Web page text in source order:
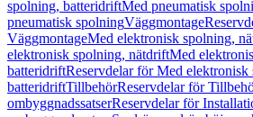
spolning, batteridriftMed pneumatisk
pneumatisk spolningVäggmontage
VäggmontageMed elektronisk spolning,
elektronisk spolning, nätdriftMed
batteridriftReservdelar för Med elektronisk
batteridriftTillbehörReservdelar för
ombyggnadssatserReservdelar för